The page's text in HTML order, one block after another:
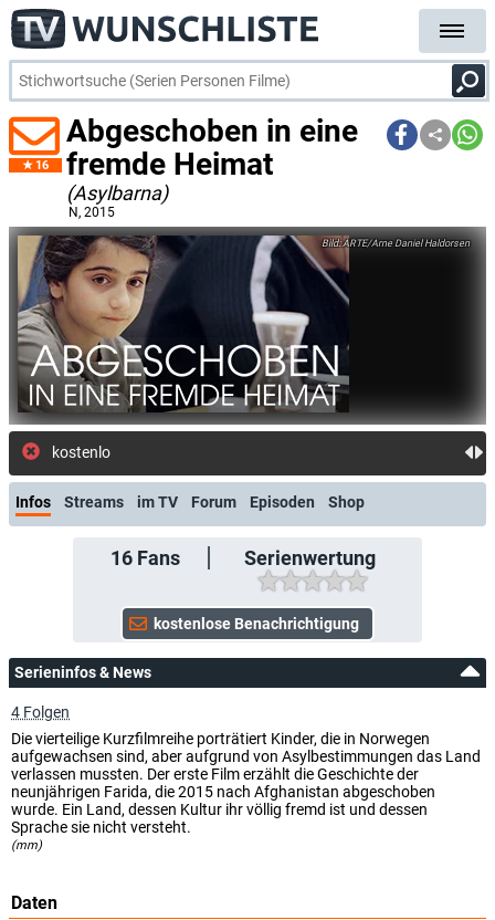
16
Abgeschoben in eine
fremde Heimat
(Asylbarna)
N, 2015
ARTE/Arne Daniel Haldorsen
kostenlose E-Mail-
Infos Streams im TV Forum Episoden Shop
16Fans Serienwertung
Serieninfos & News
4 Folgen
Die vierteilige Kurzfilmreihe porträtiert Kinder, die in Norwegen
aufgewachsen sind, aber aufgrund von Asylbestimmungen das Land
verlassen mussten. Der erste Film erzählt die Geschichte der
neunjährigen Farida, die 2015 nach Afghanistan abgeschoben
wurde. Ein Land, dessen Kultur ihr völlig fremd ist und dessen
Sprache sie nicht versteht.
(mm)
Daten